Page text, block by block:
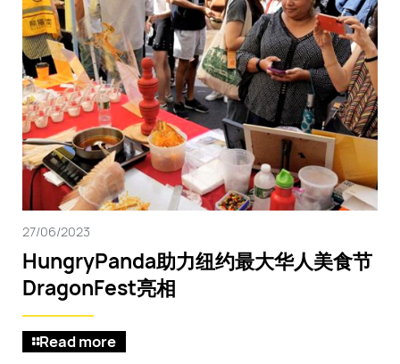
27/06/2023
HungryPanda助力纽约最大华人美食节
DragonFest亮相
Read more